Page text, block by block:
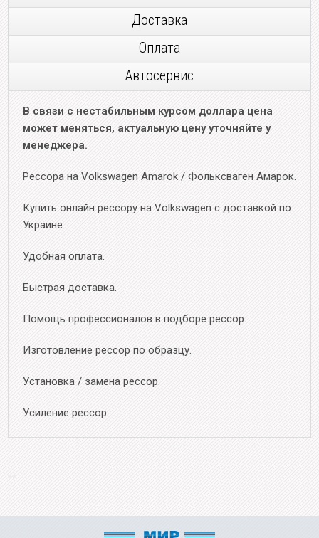
Доставка
Оплата
Автосервис
В связи с нестабильным курсом доллара цена
может меняться, актуальную цену уточняйте у
менеджера.
Рессора на Volkswagen Amarok / Фольксваген Амарок.
Купить онлайн рессору на Volkswagen с доставкой по
Украине.
Удобная оплата.
Быстрая доставка.
Помощь профессионалов в подборе рессор.
Изготовление рессор по образцу.
Установка / замена рессор.
Усиление рессор.